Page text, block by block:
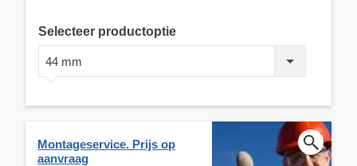
Selecteer productoptie
44 mm
Montageservice. Prijs op
aanvraag